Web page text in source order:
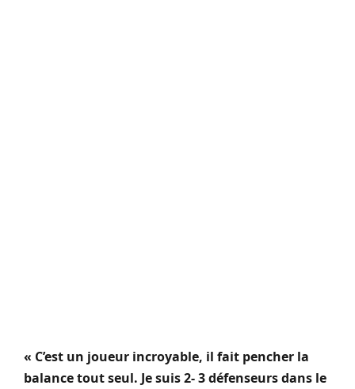
« C’est un joueur incroyable, il fait pencher la
balance tout seul. Je suis 2- 3 défenseurs dans le